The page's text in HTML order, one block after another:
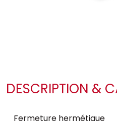
DESCRIPTION &
Fermeture hermétique